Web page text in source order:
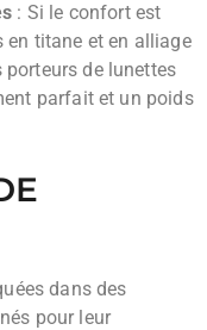
: Si le confort est
en titane et en alliage
porteurs de lunettes
parfait et un poids
dans des
pour leur